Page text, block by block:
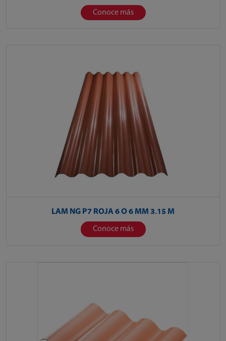
Conoce más
LAM NG P7 ROJA 6 O 6 MM 3.15 M
Conoce más